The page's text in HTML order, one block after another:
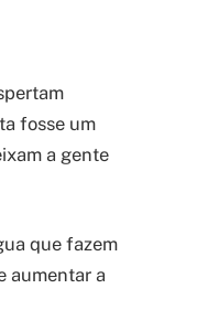
fosse um
a gente
que fazem
aumentar a